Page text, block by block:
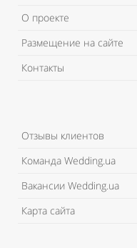
О проекте
Размещение на сайте
Контакты
Отзывы клиентов
Команда Wedding.ua
Вакансии Wedding.ua
Карта сайта